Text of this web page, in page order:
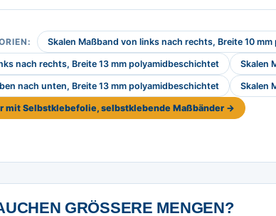
Skalen Maßband von links nach rechts, Breite 10
nach rechts, Breite 13 mm polyamidbeschichtet Skalen
nach unten, Breite 13 mm polyamidbeschichtet Skalen
mit Selbstklebefolie, selbstklebende Maßbänder →
GRÖSSERE MENGEN?